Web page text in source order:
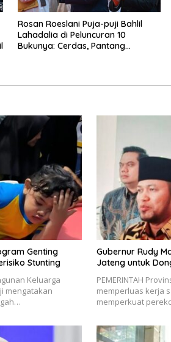
Rosan Roeslani Puja-puji Bahlil
Lahadalia di Peluncuran 10
Bukunya: Cerdas, Pantang
Genting
Stunting
Keluarga
mengatakan
Gubernur Rudy
Jateng untuk
PEMERINTAH
memperluas kerja
memperkuat